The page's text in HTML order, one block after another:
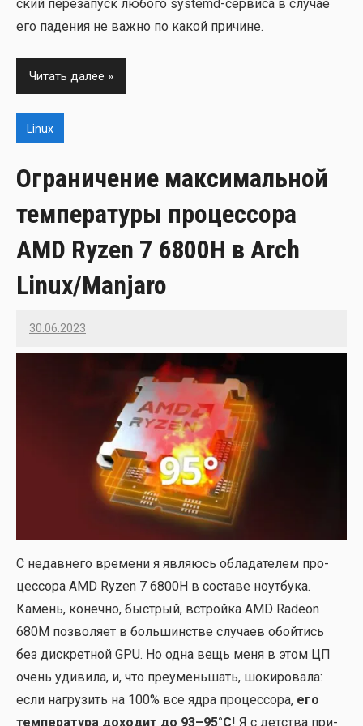
ский пере­за­пуск любо­го systemd-сер­ви­са в слу­чае
его паде­ния не важ­но по какой при­чине.
Читать далее
Linux
Ограничение максимальной
температуры процессора
AMD Ryzen 7 6800H в Arch
Linux/Manjaro
30.06.2023
Imatvey
С недав­не­го вре­ме­ни я явля­юсь обла­да­те­лем про­
цес­со­ра AMD Ryzen 7 6800H в соста­ве ноут­бу­ка.
Камень, конеч­но, быст­рый, встрой­ка AMD Radeon
680M поз­во­ля­ет в боль­шин­стве слу­ча­ев обой­тись
без дис­крет­ной GPU. Но одна вещь меня в этом ЦП
очень уди­ви­ла, и, что пре­умень­шать, шоки­ро­ва­ла:
если нагру­зить на 100% все ядра про­цес­со­ра, его
тем­пе­ра­ту­ра дохо­дит до 93–95°C! Я с дет­ства при­